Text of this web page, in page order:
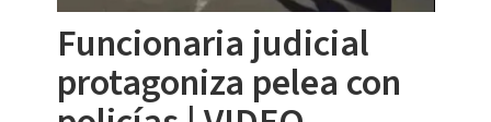
Funcionaria judicial
protagoniza pelea con